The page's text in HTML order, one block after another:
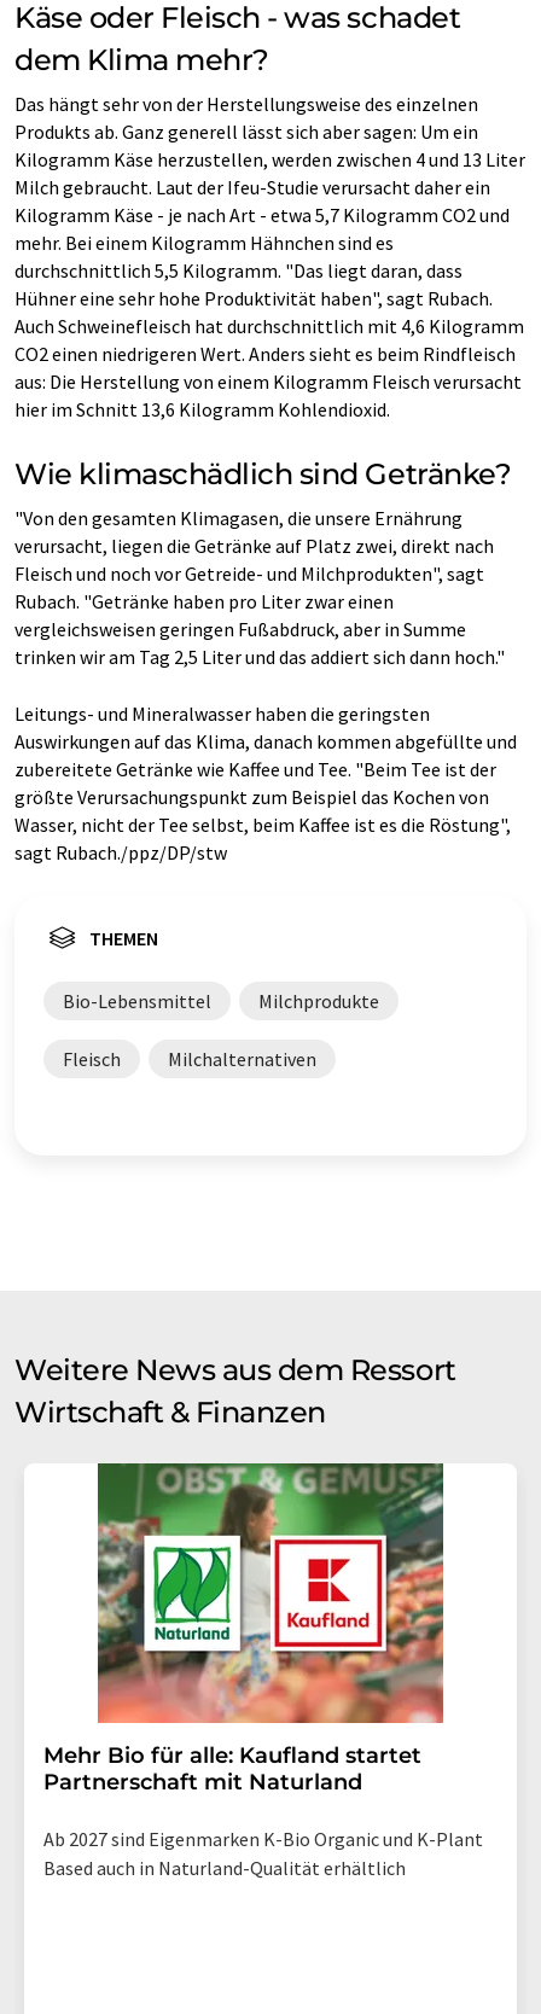
Käse oder Fleisch - was schadet
dem Klima mehr?
Das hängt sehr von der Herstellungsweise des einzelnen
Produkts ab. Ganz generell lässt sich aber sagen: Um ein
Kilogramm Käse herzustellen, werden zwischen 4 und 13 Liter
Milch gebraucht. Laut der Ifeu-Studie verursacht daher ein
Kilogramm Käse - je nach Art - etwa 5,7 Kilogramm CO2 und
mehr. Bei einem Kilogramm Hähnchen sind es
durchschnittlich 5,5 Kilogramm. "Das liegt daran, dass
Hühner eine sehr hohe Produktivität haben", sagt Rubach.
Auch Schweinefleisch hat durchschnittlich mit 4,6 Kilogramm
CO2 einen niedrigeren Wert. Anders sieht es beim Rindfleisch
aus: Die Herstellung von einem Kilogramm Fleisch verursacht
hier im Schnitt 13,6 Kilogramm Kohlendioxid.
Wie klimaschädlich sind Getränke?
"Von den gesamten Klimagasen, die unsere Ernährung
verursacht, liegen die Getränke auf Platz zwei, direkt nach
Fleisch und noch vor Getreide- und Milchprodukten", sagt
Rubach. "Getränke haben pro Liter zwar einen
vergleichsweisen geringen Fußabdruck, aber in Summe
trinken wir am Tag 2,5 Liter und das addiert sich dann hoch."
Leitungs- und Mineralwasser haben die geringsten
Auswirkungen auf das Klima, danach kommen abgefüllte und
zubereitete Getränke wie Kaffee und Tee. "Beim Tee ist der
größte Verursachungspunkt zum Beispiel das Kochen von
Wasser, nicht der Tee selbst, beim Kaffee ist es die Röstung",
sagt Rubach./ppz/DP/stw
THEMEN
Bio-Lebensmittel Milchprodukte
Fleisch Milchalternativen
Weitere News aus dem Ressort
Wirtschaft & Finanzen
Mehr Bio für alle: Kaufland startet
Partnerschaft mit Naturland
Ab 2027 sind Eigenmarken K-Bio Organic und K-Plant
Based auch in Naturland-Qualität erhältlich